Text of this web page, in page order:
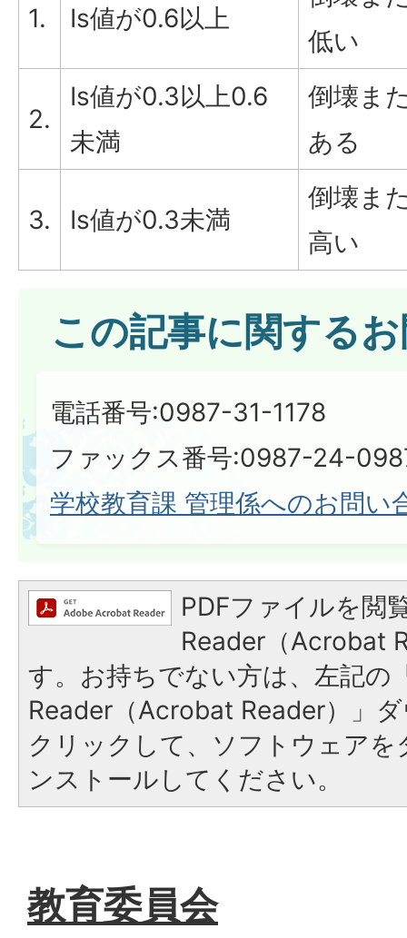
1. Is値が0.6以上
低い
2.
Is値が0.3以上0.6
未満
倒壊ま
ある
3. Is値が0.3未満
倒壊ま
高い
この記事に関する
電話番号:0987-31-1178
ファックス番号:0987-24-
学校教育課 管理係へのお問い
PDFファイルを閲
Reader（Acrobat
す。お持ちでない方は、左記の
Reader（Acrobat Reader）」
クリックして、ソフトウェア
ンストールしてください。
教育委員会